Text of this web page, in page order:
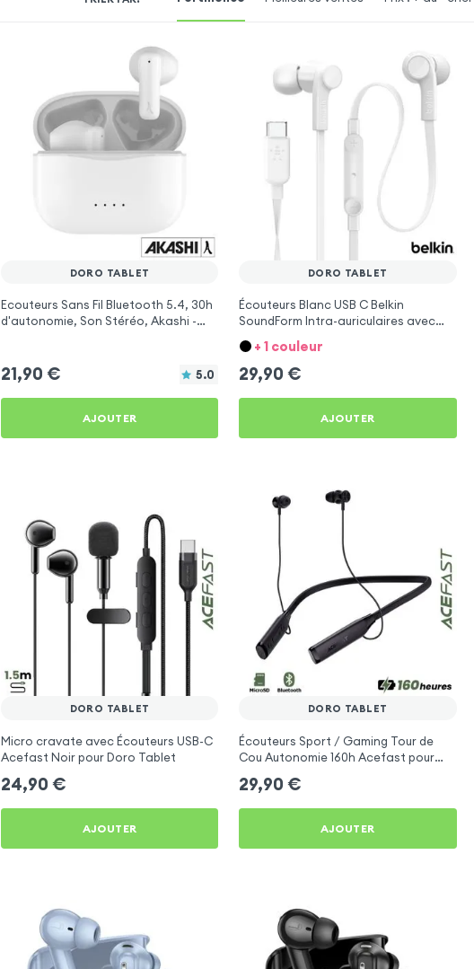
DORO TABLET
Ecouteurs Sans Fil Bluetooth 5.4, 30h
d'autonomie, Son Stéréo, Akashi -
21,90 € 5.0
AJOUTER
DORO TABLET
Écouteurs Blanc USB C Belkin
SoundForm Intra-auriculaires avec
Micro pour Doro Tablet
+ 1 couleur
29,90 €
AJOUTER
DORO TABLET
Micro cravate avec Écouteurs USB-C
Acefast Noir pour Doro Tablet
24,90 €
AJOUTER
DORO TABLET
Écouteurs Sport / Gaming Tour de
Cou Autonomie 160h Acefast pour
29,90 €
AJOUTER